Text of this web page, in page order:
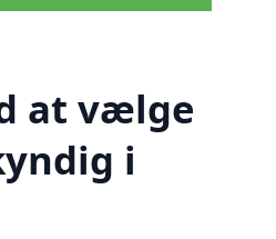
at vælge
i